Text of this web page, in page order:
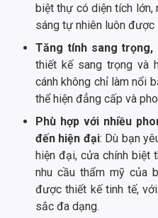
biệt thự có diện tích lớn,
sáng tự nhiên luôn được
Tăng tính sang
thiết kế sang trọng và
cánh không chỉ làm nổi
thể hiện đẳng cấp và
Phù hợp với nhiều
đến hiện đại: Dù bạn
hiện đại, cửa chính biệt
nhu cầu thẩm mỹ của
được thiết kế tinh tế,
sắc đa dạng.